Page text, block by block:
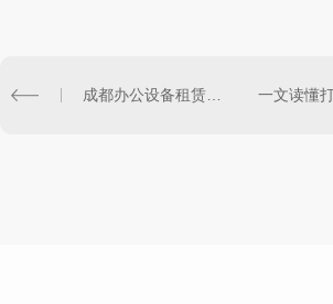
成都办公设备租赁市场观察：企业降本增效的5个关键趋势